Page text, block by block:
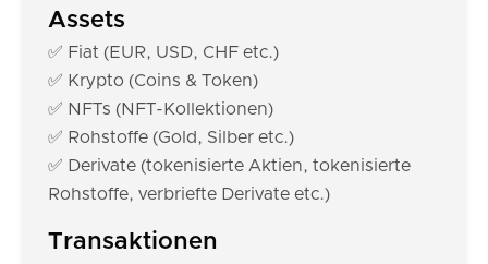
Assets
✅ Fiat (EUR, USD, CHF etc.)
✅ Krypto (Coins & Token)
✅ NFTs (NFT-Kollektionen)
✅ Rohstoffe (Gold, Silber etc.)
✅ Derivate (tokenisierte Aktien, tokenisierte
Rohstoffe, verbriefte Derivate etc.)
Transaktionen